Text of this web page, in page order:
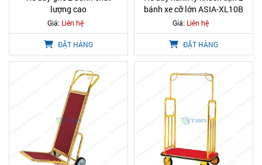
lượng cao
Giá: Liên hệ
ĐẶT HÀNG
bánh xe cỡ lớn ASIA-XL10B
Giá: Liên hệ
ĐẶT HÀNG